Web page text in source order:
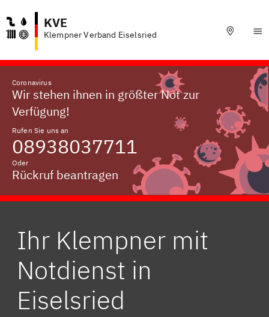
KVE
Klempner Verband Eiselsried
Coronavirus
Wir stehen ihnen in größter Not zur
Verfügung!
Rufen Sie uns an
08938037711
Oder
Rückruf beantragen
Ihr Klempner mit
Notdienst in
Eiselsried